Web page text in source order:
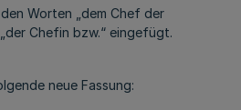
Worten „dem Chef der
Chefin bzw.“ eingefügt.
neue Fassung: